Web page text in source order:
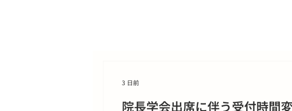
院長学会出席に伴う受付時間
3 日前